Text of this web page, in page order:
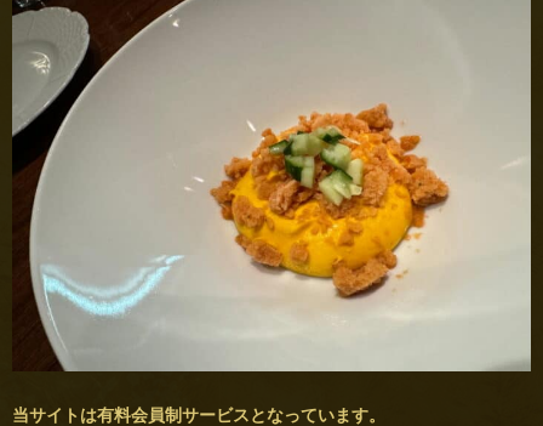
当サイトは有料会員制サービスとなっています。